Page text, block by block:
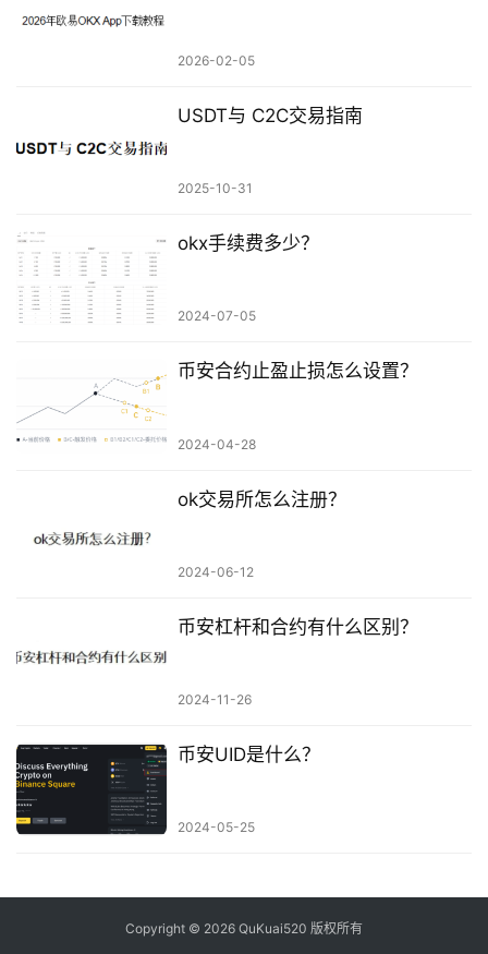
2026-02-05
USDT与 C2C交易指南
2025-10-31
okx手续费多少？
2024-07-05
币安合约止盈止损怎么设置？
2024-04-28
ok交易所怎么注册？
2024-06-12
币安杠杆和合约有什么区别？
2024-11-26
币安UID是什么？
2024-05-25
Copyright © 2026 QuKuai520 版权所有